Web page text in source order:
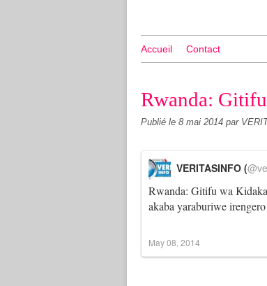
Accueil Contact
Rwanda:
Publié le 8 mai 2014 par
Rwanda: Gitifu wa
akaba yaraburiwe
VERITASINFO (
May 08, 2014